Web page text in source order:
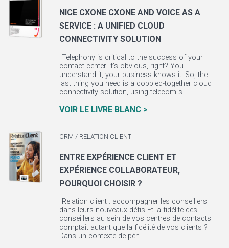
NICE CXONE CXONE AND VOICE AS A
SERVICE : A UNIFIED CLOUD
CONNECTIVITY SOLUTION
"Telephony is critical to the success of your
contact center. It's obvious, right? You
understand it, your business knows it. So, the
last thing you need is a cobbled-together cloud
connectivity solution, using telecom s...
VOIR LE LIVRE BLANC >
CRM / RELATION CLIENT
ENTRE EXPÉRIENCE CLIENT ET
EXPÉRIENCE COLLABORATEUR,
POURQUOI CHOISIR ?
"Relation client : accompagner les conseillers
dans leurs nouveaux défis Et la fidélité des
conseillers au sein de vos centres de contacts
comptait autant que la fidélité de vos clients ?
Dans un contexte de pén...